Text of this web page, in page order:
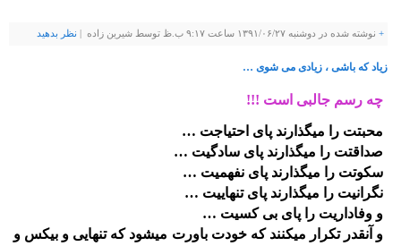
+ نوشته شده در دوشنبه ۱۳۹۱/۰۶/۲۷ ساعت ۹:۱۷ ب.ظ توسط شيرين زاده | نظر بدهيد
زیاد که باشی ، زیادی می شوی …
چه رسم جالبی است !!!
محبتت را میگذارند پای احتیاجت …
صداقتت را میگذارند پای سادگیت …
سکوتت را میگذارند پای نفهمیت …
نگرانیت را میگذارند پای تنهاییت …
و وفاداریت را پای بی کسیت …
و آنقدر تکرار میکنند که خودت باورت میشود که تنهایی و بیکس و